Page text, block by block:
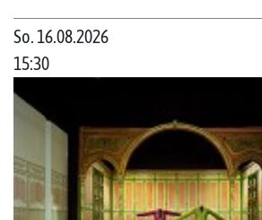
So. 16.08.2026
15:30